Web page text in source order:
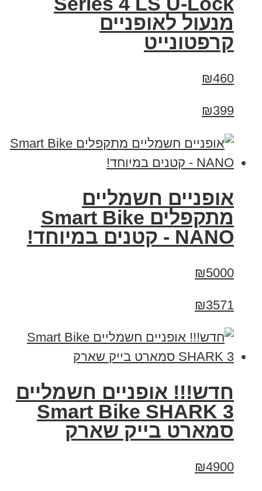
מנעול לאופניים
קרפטונייט
₪460
₪399
אופניים חשמליים
מתקפלים Smart Bike
NANO - קטנים במיוחד!
₪5000
₪3571
חדש!!! אופניים חשמליים
Smart Bike SHARK 3
סמארט בייק שארק
₪4900